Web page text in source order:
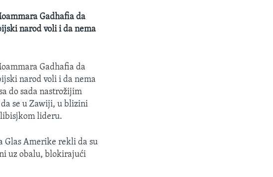
Gadhafia da
narod voli i da nema
Gadhafia da
narod voli i da nema
do sada nastrožijim
se u Zawiji, u blizini
lideru.
Glas Amerike rekli da su
uz obalu, blokirajući